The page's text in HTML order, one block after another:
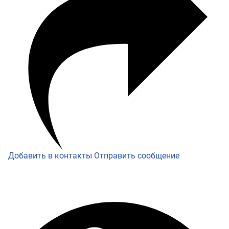
Добавить в контакты Отправить сообщение